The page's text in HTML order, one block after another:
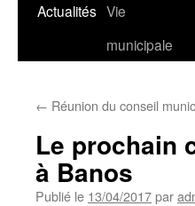
Aller
Actualités Vie
municipale
← Réunion du conseil
Le prochain
à Banos
Publié le 13/04/2017par